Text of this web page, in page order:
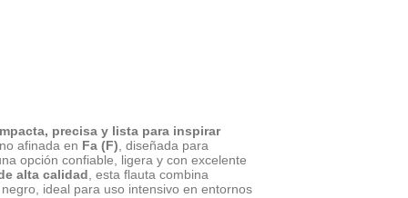
precisa y lista para inspirar
afinada en Fa (F) , diseñada para
opción confiable, ligera y con excelente
alta calidad , esta flauta combina
ideal para uso intensivo en entornos